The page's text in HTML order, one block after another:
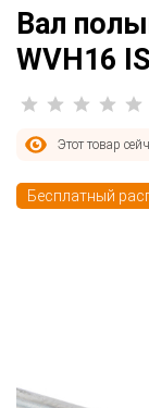
Вал
WVH16
Этот товар
Бесплатный